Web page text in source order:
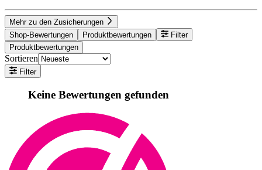
Mehr zu den Zusicherungen
Shop-Bewertungen
Produktbewertungen
Filter
Produktbewertungen
Sortieren
Filter
Keine Bewertungen gefunden